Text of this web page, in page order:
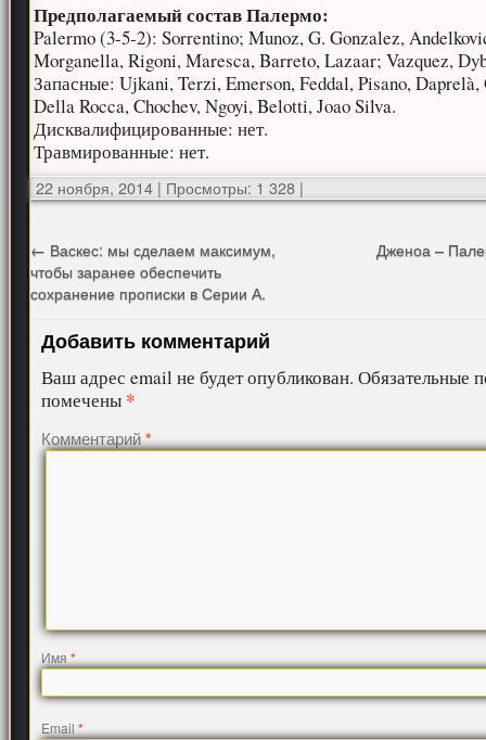
Предполагаемый состав Палермо:
Palermo (3-5-2): Sorrentino; Munoz, G. Gonzalez,
Morganella, Rigoni, Maresca, Barreto, Lazaar; Vazquez,
Запасные: Ujkani, Terzi, Emerson, Feddal, Pisano, Daprelà,
Della Rocca, Chochev, Ngoyi, Belotti, Joao Silva.
Дисквалифицированные: нет.
Травмированные: нет.
22 ноября, 2014 | Просмотры: 1 328 |
← Васкес: мы сделаем максимум,
чтобы заранее обеспечить
сохранение прописки в Серии А.
Дженоа –
Добавить комментарий
Ваш адрес email не будет опубликован. Обязательные
помечены *
Комментарий*
Имя*
Email*